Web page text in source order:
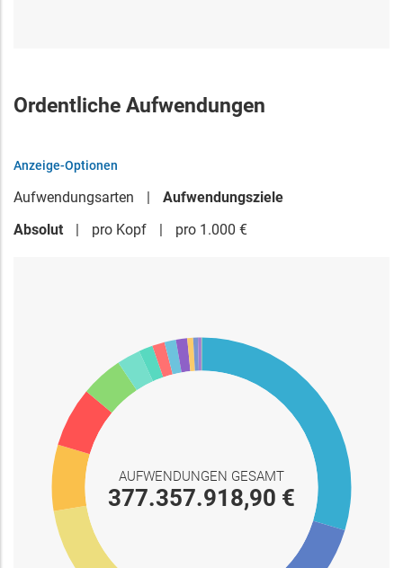
Ordentliche Aufwendungen
Anzeige-Optionen
Aufwendungsarten
Aufwendungsziele
Absolut
pro Kopf pro 1.000 €
AUFWENDUNGEN GESAMT
377.357.918,90 €